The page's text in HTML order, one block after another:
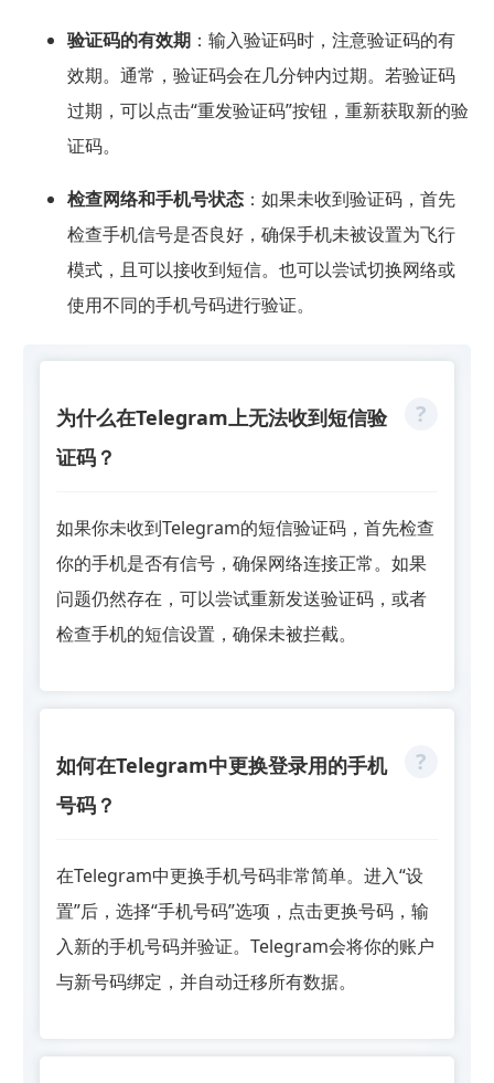
验证码的有效期：输入验证码时，注意验证码的有
效期。通常，验证码会在几分钟内过期。若验证码
过期，可以点击“重发验证码”按钮，重新获取新的验
证码。
检查网络和手机号状态：如果未收到验证码，首先
检查手机信号是否良好，确保手机未被设置为飞行
模式，且可以接收到短信。也可以尝试切换网络或
使用不同的手机号码进行验证。
为什么在Telegram上无法收到短信验
证码？
如果你未收到Telegram的短信验证码，首先检查
你的手机是否有信号，确保网络连接正常。如果
问题仍然存在，可以尝试重新发送验证码，或者
检查手机的短信设置，确保未被拦截。
如何在Telegram中更换登录用的手机
号码？
在Telegram中更换手机号码非常简单。进入“设
置”后，选择“手机号码”选项，点击更换号码，输
入新的手机号码并验证。Telegram会将你的账户
与新号码绑定，并自动迁移所有数据。